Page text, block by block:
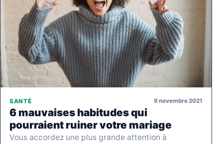
SANTÉ 9 novembre 2021
6 mauvaises habitudes qui
pourraient ruiner votre mariage
Vous accordez une plus grande attention à